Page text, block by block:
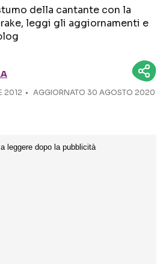
TALENT SHOW
sui social
della cantante con la
leggi gli aggiornamenti e
2012
AGGIORNATO 30 AGOSTO 2020